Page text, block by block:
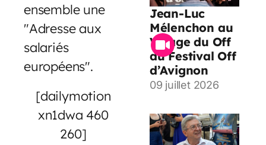
ensemble une
"Adresse aux
salariés
européens".
[dailymotion
xn1dwa 460
260]
Jean-Luc
Mélenchon au
Village du Off
du Festival Off
d’Avignon
09 juillet 2026